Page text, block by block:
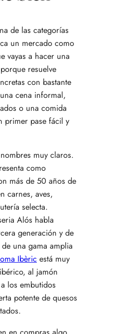
de las categorías
un mercado como
vayas a hacer una
resuelve
con bastante
cena informal,
o una comida
primer pase fácil y
muy claros.
como
más de 50 años de
carnes, aves,
selecta.
Alós habla
generación y de
una gama amplia
Ibèric está muy
al jamón
los embutidos
potente de quesos